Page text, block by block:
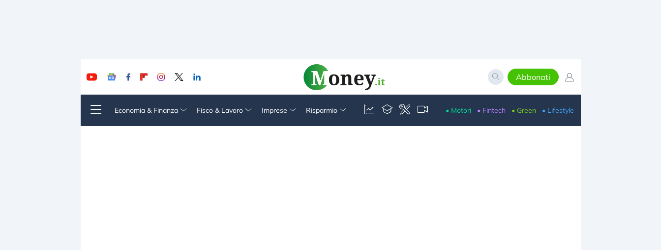
Abbonati
Economia & Finanza Fisco & Lavoro Imprese Risparmio • Motori • Fintech • Green • Lifestyle